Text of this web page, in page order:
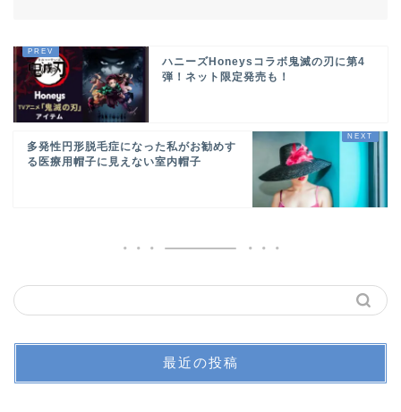
ハニーズHoneysコラボ鬼滅の刃に第4
弾！ネット限定発売も！
多発性円形脱毛症になった私がお勧めす
る医療用帽子に見えない室内帽子
最近の投稿